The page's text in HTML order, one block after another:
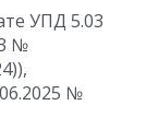
УПД 5.03
№
№